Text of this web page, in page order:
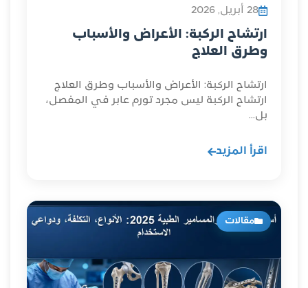
28 أبريل, 2026
ارتشاح الركبة: الأعراض والأسباب
وطرق العلاج
ارتشاح الركبة: الأعراض والأسباب وطرق العلاج
ارتشاح الركبة ليس مجرد تورم عابر في المفصل،
بل...
اقرأ المزيد
مقالات